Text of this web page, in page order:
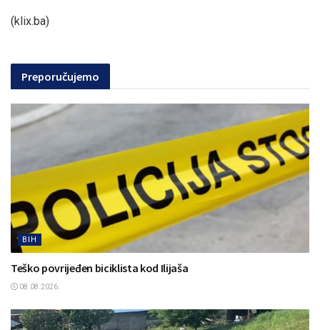
(klix.ba)
Preporučujemo
BIH
Teško povrijeđen biciklista kod Ilijaša
08.08.2026.